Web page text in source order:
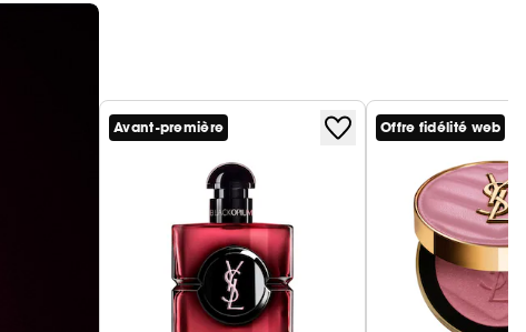
Avant-première Offre fidélité web